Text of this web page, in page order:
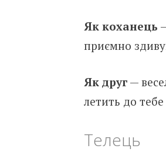
Як коханець
приємно
Як друг—
летить до
Телець